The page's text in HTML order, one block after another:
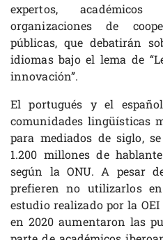
expertos,
organizaciones de
públicas, que debatirán
idiomas bajo el lema de
innovación”.
El portugués y el
comunidades lingüísticas
para mediados de siglo,
1.200 millones de
según la ONU. A pesar
prefieren no utilizarlos
estudio realizado por la
en 2020 aumentaron las